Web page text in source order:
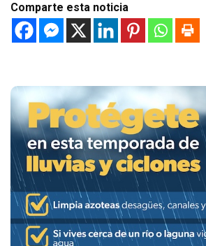
Comparte esta noticia